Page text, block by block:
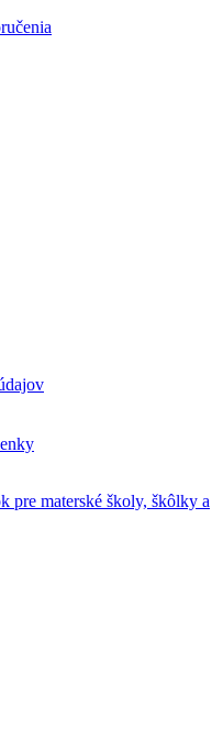
pre materské školy, škôlky a